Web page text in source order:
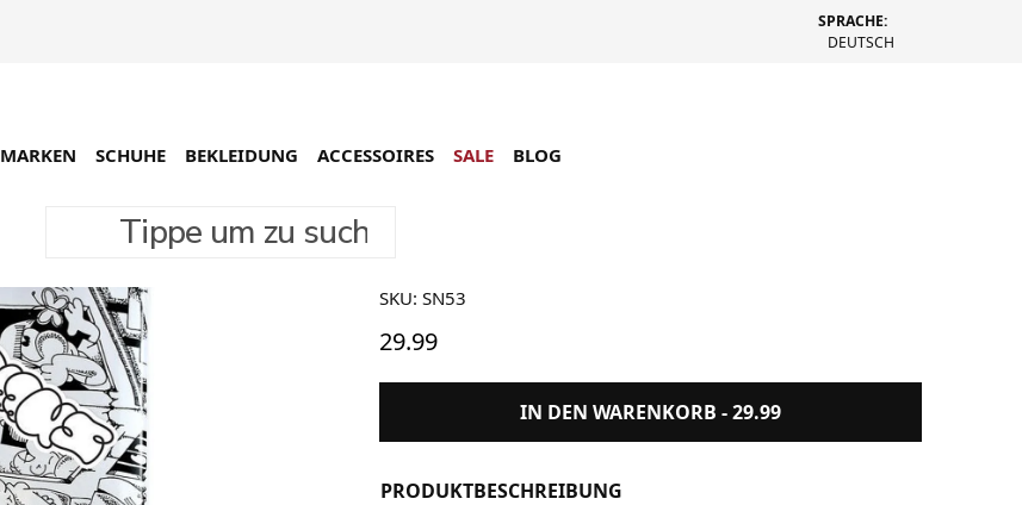
SPRACHE:
DEUTSCH
Tippe um zu suchen
MARKEN SCHUHE BEKLEIDUNG ACCESSOIRES SALE BLOG
SKU: SN53
29.99
IN DEN WARENKORB -29.99
PRODUKTBESCHREIBUNG